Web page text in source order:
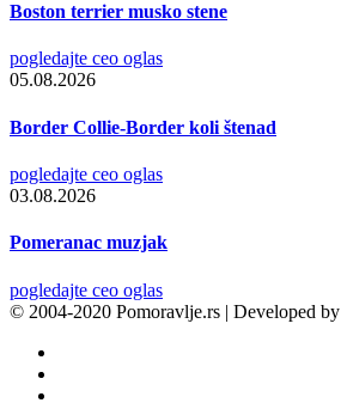
Boston terrier musko stene
pogledajte ceo oglas
05.08.2026
Border Collie-Border koli štenad
pogledajte ceo oglas
03.08.2026
Pomeranac muzjak
pogledajte ceo oglas
© 2004-2020 Pomoravlje.rs | Developed by